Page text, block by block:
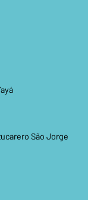
São Jorge